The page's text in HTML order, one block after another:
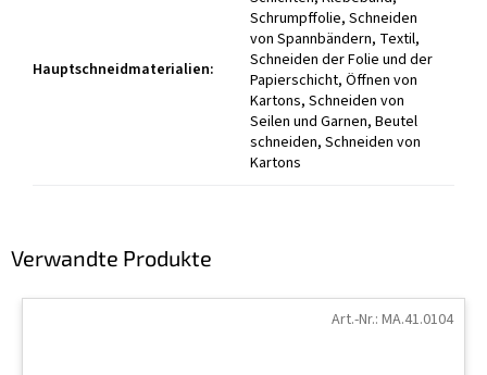
Verwandte Produkte
Art.-Nr.: MA.41.0104
Hauptschneidmaterialien:
Schrumpffolie, Schneiden
von Spannbändern, Textil,
Schneiden der Folie und der
Papierschicht, Öffnen von
Kartons, Schneiden von
Seilen und Garnen, Beutel
schneiden, Schneiden von
Kartons